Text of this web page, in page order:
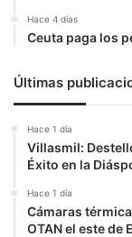
Hace 4 días
Ceuta paga los
Últimas
Hace 1 día
Villasmil:
Éxito en la
Hace 1 día
Cámaras
OTAN el este